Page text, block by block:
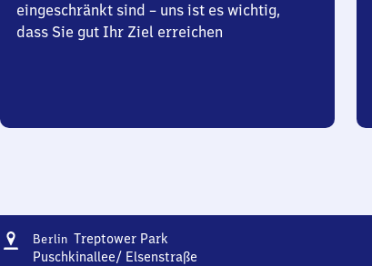
eingeschränkt sind – uns ist es wichtig,
dass Sie gut Ihr Ziel erreichen
Adresse
Berlin Treptower ParkBerlin
Treptower
Puschkinallee/ Elsenstraße